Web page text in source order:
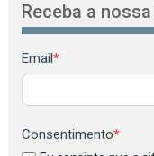
Receba a
Newsletter
Email*
Consentimento*